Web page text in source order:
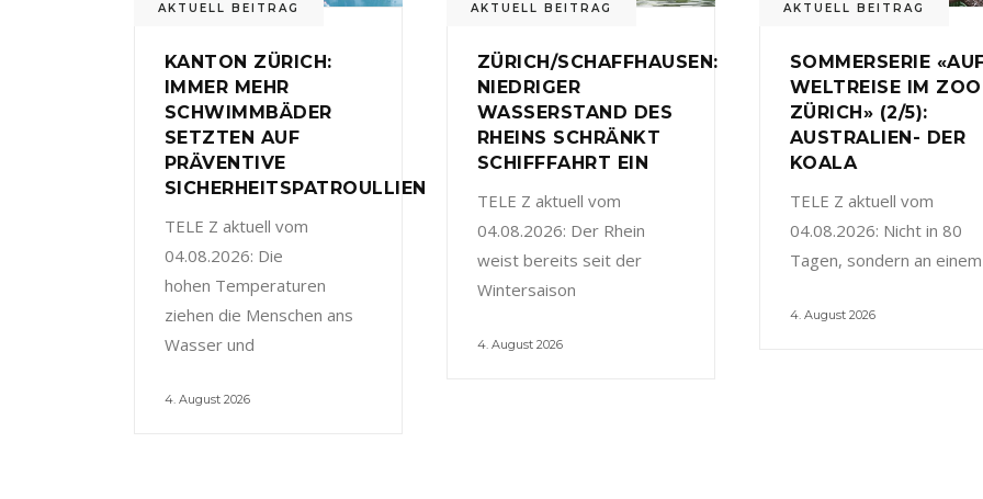
AKTUELL BEITRAG
KANTON ZÜRICH:
IMMER MEHR
SCHWIMMBÄDER
SETZTEN AUF
PRÄVENTIVE
SICHERHEITSPATROULLIEN
TELE Z aktuell vom
04.08.2026: Die
hohen Temperaturen
ziehen die Menschen ans
Wasser und
4. August 2026
AKTUELL BEITRAG
ZÜRICH/SCHAFFHAUSEN:
NIEDRIGER
WASSERSTAND DES
RHEINS SCHRÄNKT
SCHIFFFAHRT EIN
TELE Z aktuell vom
04.08.2026: Der Rhein
weist bereits seit der
Wintersaison
4. August 2026
AKTUELL BEITRAG
SOMMERSERIE
WELTREISE IM ZOO
ZÜRICH» (2/5):
AUSTRALIEN- DER
KOALA
TELE Z aktuell vom
04.08.2026: Nicht in 80
Tagen, sondern an einem
4. August 2026